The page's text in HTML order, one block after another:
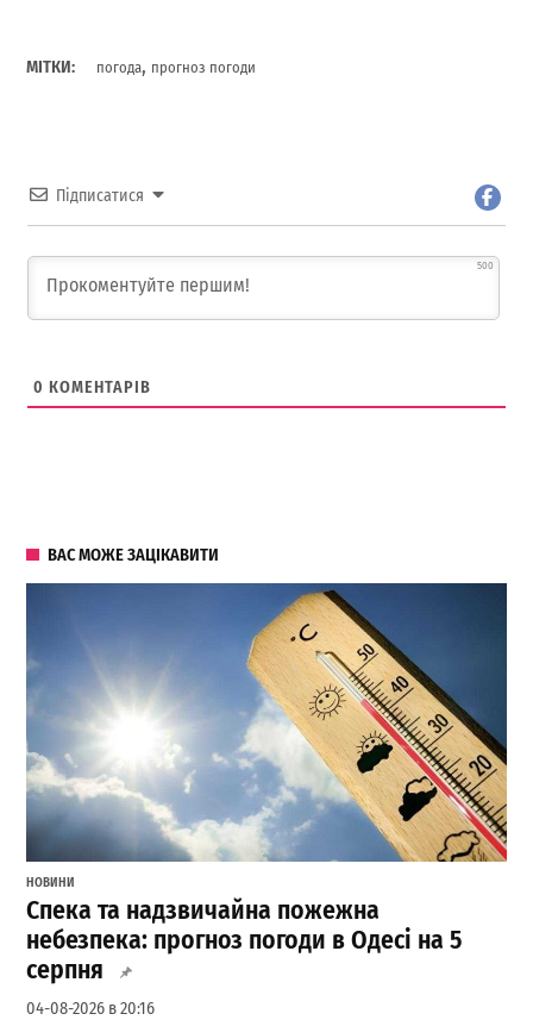
МІТКИ: погода, прогноз погоди
Підписатися
500
0 КОМЕНТАРІВ
ВАС МОЖЕ ЗАЦІКАВИТИ
НОВИНИ
Спека та надзвичайна пожежна
небезпека: прогноз погоди в Одесі на 5
серпня
04-08-2026 в 20:16